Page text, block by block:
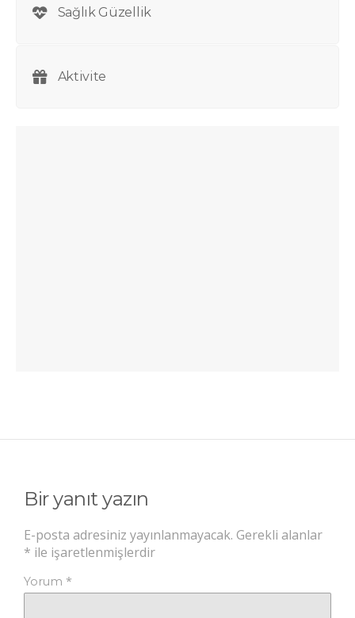
Sağlık Güzellik
Aktivite
Bir yanıt yazın
E-posta adresiniz yayınlanmayacak. Gerekli alanlar
* ile işaretlenmişlerdir
Yorum *